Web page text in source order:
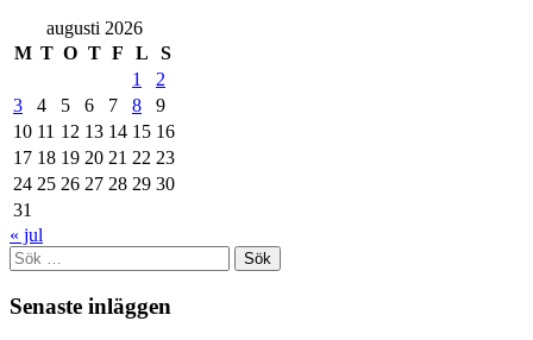
augusti 2026
M T O T F L
S
1
2
3
4 5 6 7 8
9
10 11 12 13 14 15 16
17 18 19 20 21 22 23
24 25 26 27 28 29 30
31
« jul
Sök
efter:
Senaste inläggen